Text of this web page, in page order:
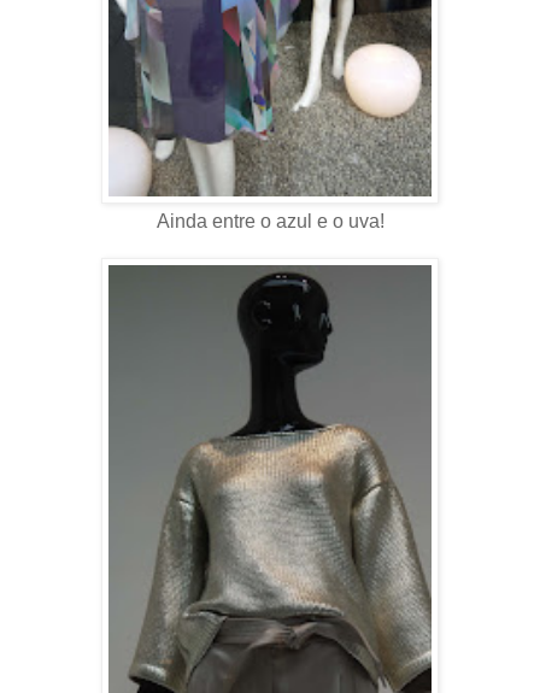
Ainda entre o azul e o uva!